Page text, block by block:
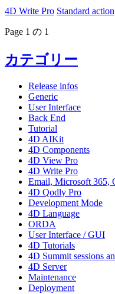
4D Write Pro Standard action
Page 1 の 1
カテゴリー
Release infos
Generic
User Interface
Back End
Tutorial
4D AIKit
4D Components
4D View Pro
4D Write Pro
Email, Microsoft 365,
4D Qodly Pro
Development Mode
4D Language
ORDA
User Interface / GUI
4D Tutorials
4D Summit sessions
4D Server
Maintenance
Deployment